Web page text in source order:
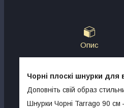
Опис
Чорні плоскі шнурки для
Доповніть свій образ
Шнурки Чорні Tarrago 90 см